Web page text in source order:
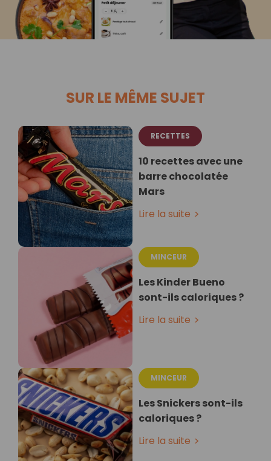
SUR LE MÊME SUJET
RECETTES
10 recettes avec une
barre chocolatée
Mars
Lire la suite
MINCEUR
Les Kinder Bueno
sont-ils caloriques ?
Lire la suite
MINCEUR
Les Snickers sont-ils
caloriques ?
Lire la suite